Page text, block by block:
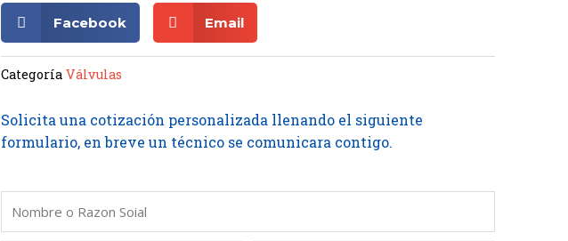
Facebook Email
Categoría Válvulas
Solicita una cotización personalizada llenando el siguiente
formulario, en breve un técnico se comunicara contigo.